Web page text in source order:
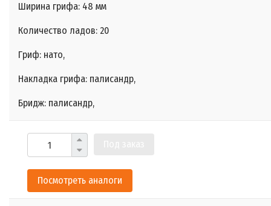
Ширина грифа: 48 мм
Количество ладов: 20
Гриф: нато,
Накладка грифа: палисандр,
Бридж: палисандр,
Посмотреть аналоги